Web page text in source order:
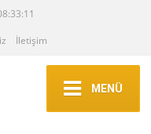
İletişim
MENÜ